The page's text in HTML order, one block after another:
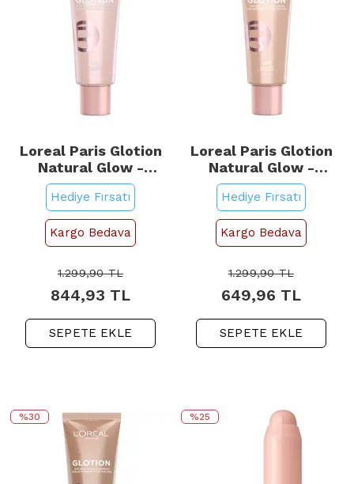
Loreal Paris Glotion
Natural Glow -
Aydınlatıcı No: 901 Fair
Glow 40ml
Hediye Fırsatı
Kargo Bedava
1.299,90TL
844,93 TL
SEPETE EKLE
Loreal Paris Glotion
Natural Glow -
Aydınlatıcı No: 902
Light Glow 40ml
Hediye Fırsatı
Kargo Bedava
1.299,90TL
649,96 TL
SEPETE EKLE
%30 %25